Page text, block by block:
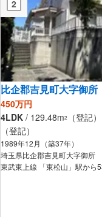
2
比企郡吉見町大字御所
450万円
4LDK / 129.48m2
（登記
（登記）
1989年12月（築37年）
埼玉県比企郡吉見町大字御所
東武東上線 「東松山」駅から